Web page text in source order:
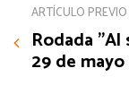
ARTÍCULO PREVIO
Rodada "Al
29 de mayo